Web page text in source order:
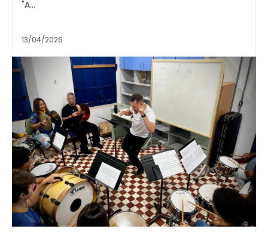
"A...
13/04/2026